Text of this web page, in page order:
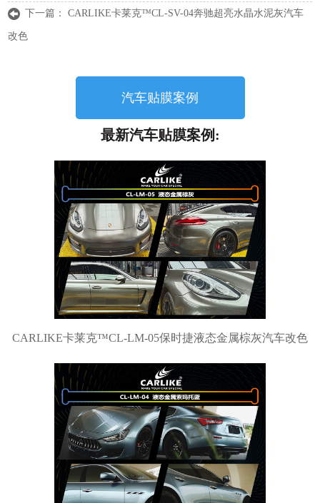
下一篇：CARLIKE卡莱克™CL-SV-04奔驰超亮水晶水泥灰汽车
改色
汽车贴膜案例
最新汽车贴膜案例:
CARLIKE卡莱克™CL-LM-05保时捷液态金属棕灰汽车改色